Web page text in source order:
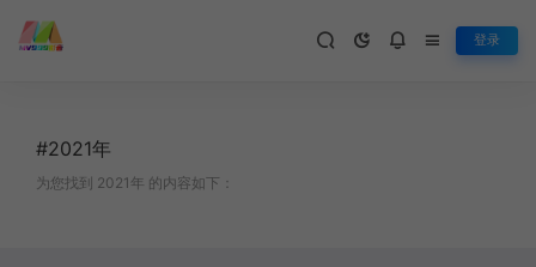
登录
#2021年
为您找到 2021年 的内容如下：